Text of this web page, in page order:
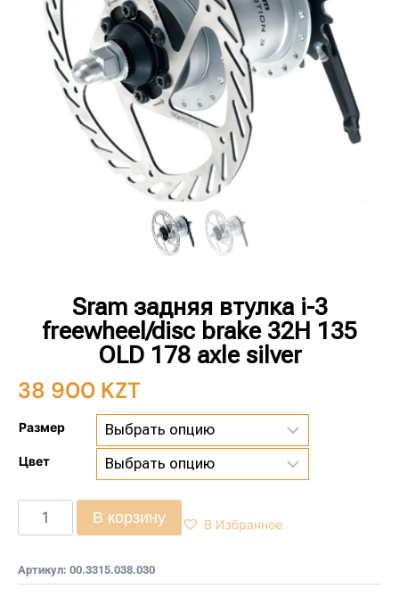
Sram задняя втулка i-3
freewheel/disc brake 32H 135
OLD 178 axle silver
38 900 KZT
Размер
Цвет
В корзину В Избранное
Артикул: 00.3315.038.030